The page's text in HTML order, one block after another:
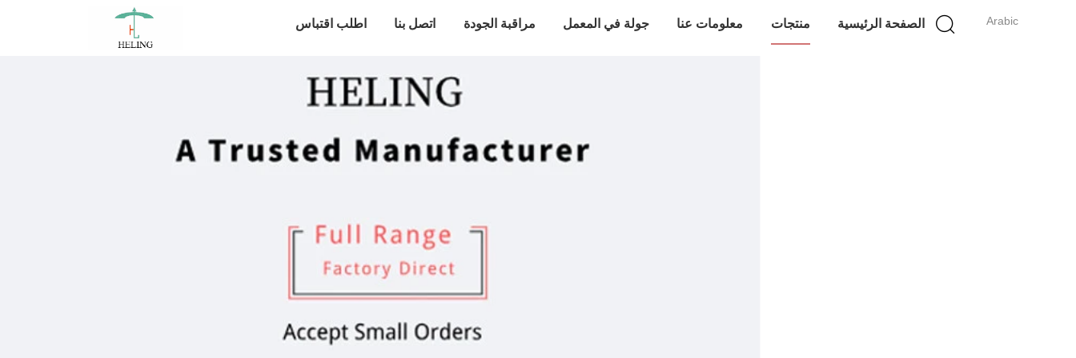
Arabic الصفحة الرئيسية منتجات معلومات عنا جولة في المعمل مراقبة الجودة اتصل بنا اطلب اقتباس